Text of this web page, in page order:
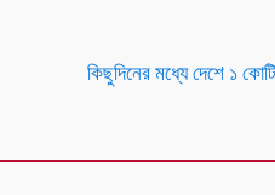
কিছুদিনের মধ্যে দেশে ১